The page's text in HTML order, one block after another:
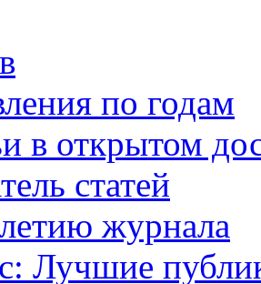
по годам
в открытом
статей
журнала
Лучшие